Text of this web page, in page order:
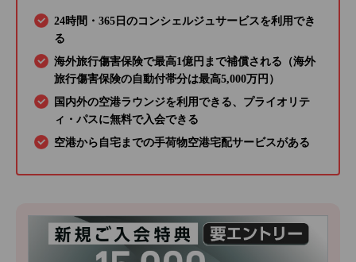
24時間・365日のコンシェルジュサービスを利用でき
る
海外旅行傷害保険で最高1億円まで補償される（海外
旅行傷害保険の自動付帯分は最高5,000万円）
国内外の空港ラウンジを利用できる、プライオリテ
ィ・パスに無料で入会できる
空港から自宅までの手荷物空港宅配サービスがある